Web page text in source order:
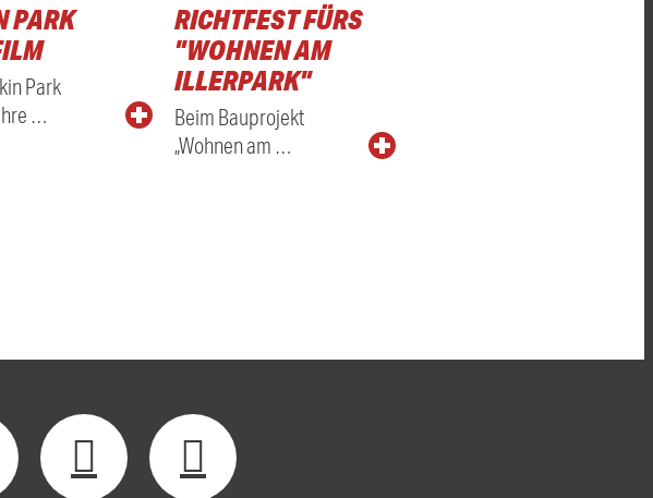
PARK
Park
…
RICHTFEST FÜRS
"WOHNEN AM
ILLERPARK"
Beim Bauprojekt
„Wohnen am …